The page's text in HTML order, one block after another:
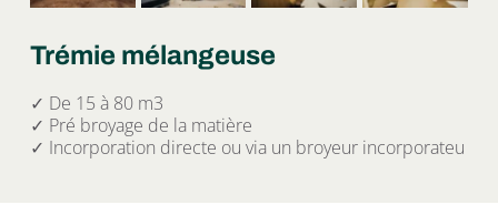
Trémie mélangeuse
✓ De 15 à 80 m3
✓ Pré broyage de la matière
✓ Incorporation directe ou via un broyeur incorporateu